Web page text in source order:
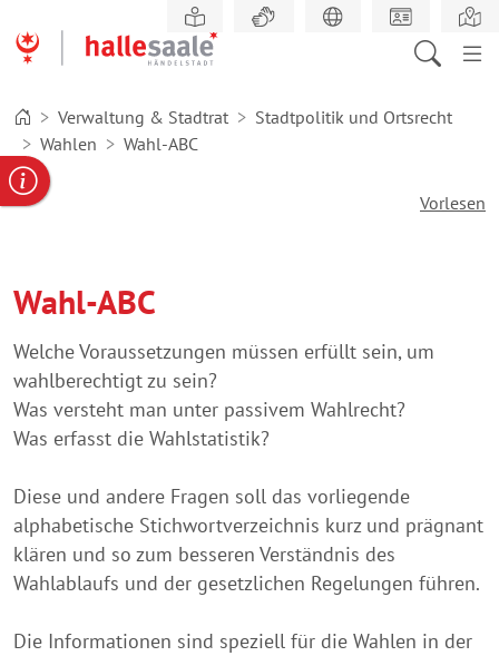
Hauptinhalt
springen
Behördennummer
Verwaltung & Stadtrat
Stadtpolitik und Ortsrecht
Wahlen
Wahl-ABC
Vorlesen
Wahl-ABC
Welche Voraussetzungen müssen erfüllt sein, um
wahlberechtigt zu sein?
Was versteht man unter passivem Wahlrecht?
Was erfasst die Wahlstatistik?
Diese und andere Fragen soll das vorliegende
alphabetische Stichwortverzeichnis kurz und prägnant
klären und so zum besseren Verständnis des
Wahlablaufs und der gesetzlichen Regelungen führen.
Die Informationen sind speziell für die Wahlen in der